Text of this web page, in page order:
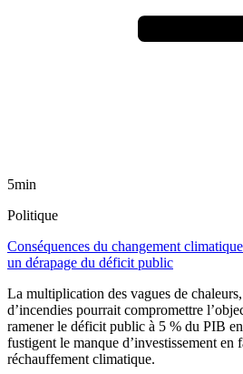
5min
Politique
Conséquences du changement
un dérapage du déficit public
La multiplication des vagues de chaleurs,
d’incendies pourrait compromettre
ramener le déficit public à 5 % du PIB
fustigent le manque d’investissement en
réchauffement climatique.